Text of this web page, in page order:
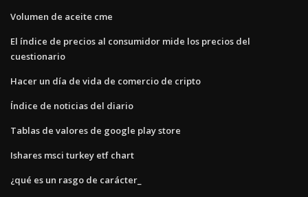
Volumen de aceite cme
El índice de precios al consumidor mide los precios del
cuestionario
Hacer un día de vida de comercio de cripto
Índice de noticias del diario
Tablas de valores de google play store
Ishares msci turkey etf chart
¿qué es un rasgo de carácter_